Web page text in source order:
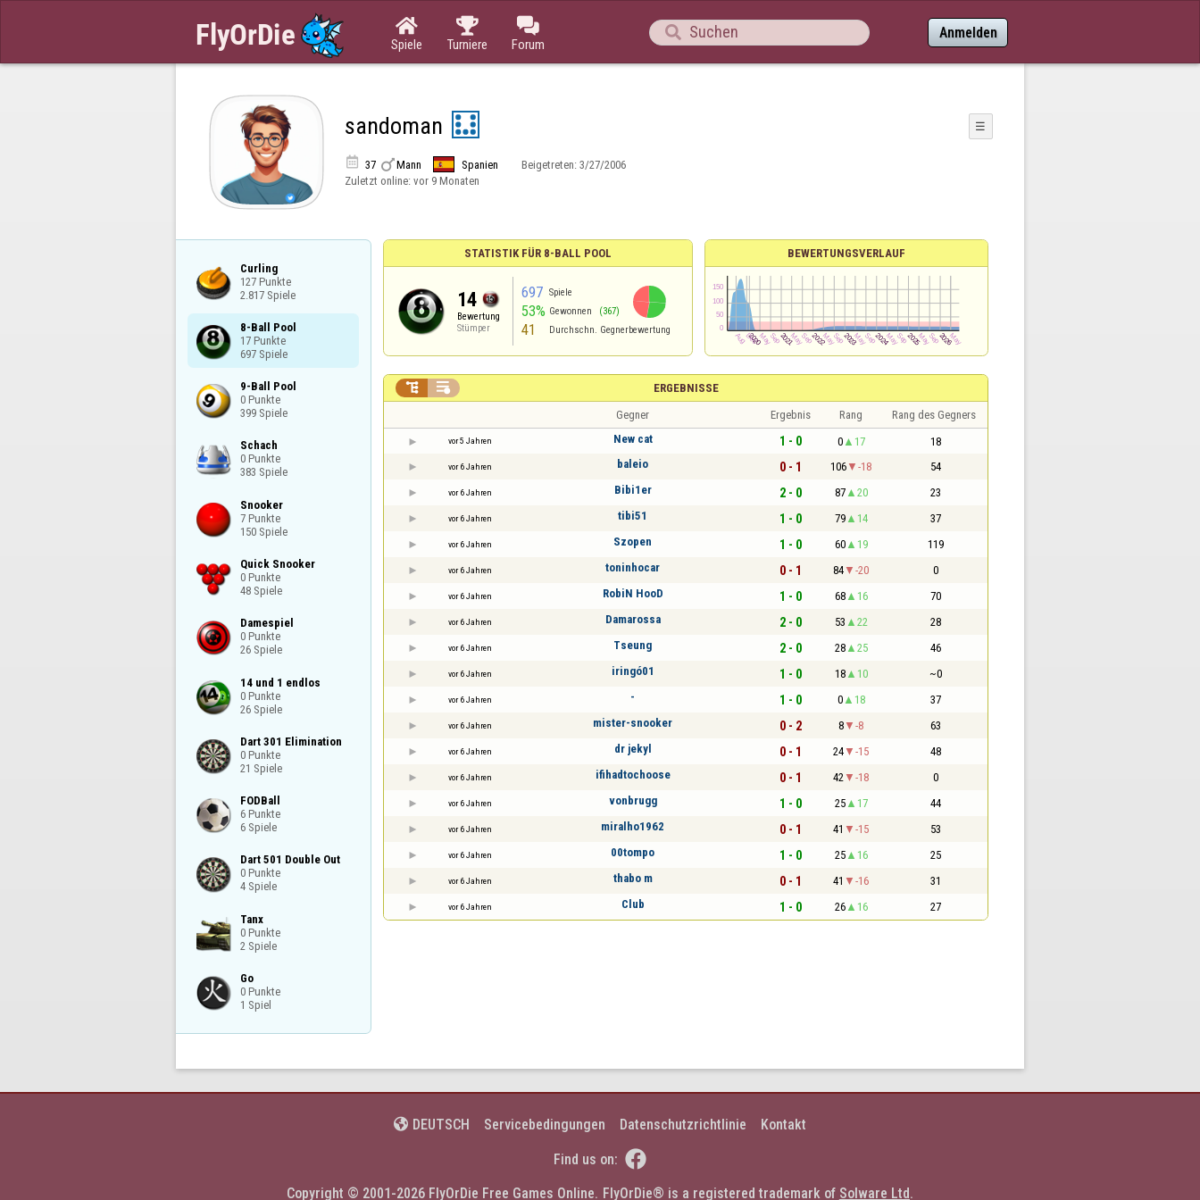

Spiele

Turniere

Forum
 Anmelden
sandoman ☰
 37 Mann Spanien Beigetreten: 3/27/2006
Zuletzt online: vor 9 Monaten
Curling
127 Punkte
2.817 Spiele
8-Ball Pool
17 Punkte
697 Spiele
9-Ball Pool
0 Punkte
399 Spiele
Schach
0 Punkte
383 Spiele
Snooker
7 Punkte
150 Spiele
Quick Snooker
0 Punkte
48 Spiele
Damespiel
0 Punkte
26 Spiele
14 und 1 endlos
0 Punkte
26 Spiele
Dart 301 Elimination
0 Punkte
21 Spiele
FODBall
6 Punkte
6 Spiele
Dart 501 Double Out
0 Punkte
4 Spiele
Tanx
0 Punkte
2 Spiele
Go
0 Punkte
1 Spiel
STATISTIK FÜR 8-BALL POOL
14
Bewertung
Stümper
697 Spiele
53% Gewonnen (367)
41 Durchschn. Gegnerbewertung
BEWERTUNGSVERLAUF
ERGEBNISSE
 
Gegner Ergebnis Rang Rang des Gegners
vor 5 Jahren New cat 1 - 0 0 17 18
vor 6 Jahren baleio 0 - 1 106 -18 54
vor 6 Jahren Bibi1er 2 - 0 87 20 23
vor 6 Jahren tibi51 1 - 0 79 14 37
vor 6 Jahren Szopen 1 - 0 60 19 119
vor 6 Jahren toninhocar 0 - 1 84 -20 0
vor 6 Jahren RobiN HooD 1 - 0 68 16 70
vor 6 Jahren Damarossa 2 - 0 53 22 28
vor 6 Jahren Tseung 2 - 0 28 25 46
vor 6 Jahren iringó01 1 - 0 18 10 ~0
vor 6 Jahren - 1 - 0 0 18 37
vor 6 Jahren mister-snooker 0 - 2 8 -8 63
vor 6 Jahren dr jekyl 0 - 1 24 -15 48
vor 6 Jahren ifihadtochoose 0 - 1 42 -18 0
vor 6 Jahren vonbrugg 1 - 0 25 17 44
vor 6 Jahren miralho1962 0 - 1 41 -15 53
vor 6 Jahren 00tompo 1 - 0 25 16 25
vor 6 Jahren thabo m 0 - 1 41 -16 31
vor 6 Jahren Club 1 - 0 26 16 27
 DEUTSCH Servicebedingungen Datenschutzrichtlinie Kontakt
Find us on: 
Copyright © 2001-2026 FlyOrDie Free Games Online. FlyOrDie® is a registered trademark of Solware Ltd.